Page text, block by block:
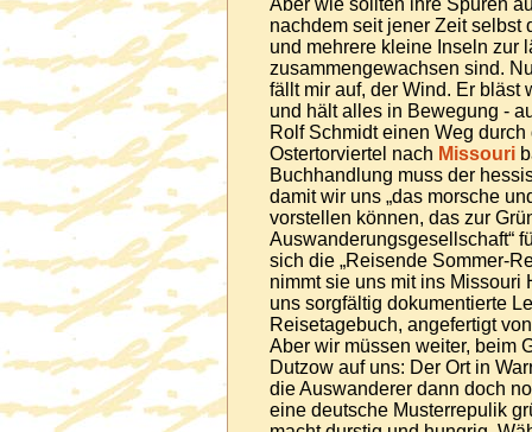
Aber wie sollten ihre Spuren
nachdem seit jener Zeit selbst
und mehrere kleine Inseln zur
zusammengewachsen sind.
fällt mir auf, der Wind. Er bläst
und hält alles in Bewegung -
Rolf Schmidt einen Weg
Ostertorviertel nach Missouri
Buchhandlung muss der
damit wir uns „das morsche
vorstellen können, das zur
Auswanderungsgesellschaft“
sich die „Reisende Sommer-
nimmt sie uns mit ins Missouri
uns sorgfältig dokumentierte
Reisetagebuch, angefertigt
Aber wir müssen weiter, beim
Dutzow auf uns: Der Ort in
die Auswanderer dann doch
eine deutsche Musterrepulik